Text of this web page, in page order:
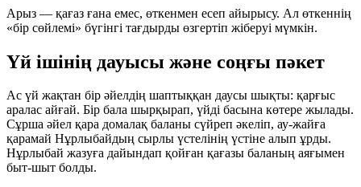
Арыз — қағаз ғана емес, өткенмен есеп айырысу. Ал өткеннің
«бір сөйлемі» бүгінгі тағдырды өзгертіп жіберуі мүмкін.
Үй ішінің дауысы және соңғы пәкет
Ас үй жақтан бір әйелдің шаптыққан даусы шықты: қарғыс
аралас айғай. Бір бала шырқырап, үйді басына көтере жылады.
Сұрша әйел қара домалақ баланы сүйреп әкеліп, ау-жайға
қарамай Нұрлыбайдың сырлы үстелінің үстіне алып ұрды.
Нұрлыбай жазуға дайындап қойған қағазы баланың аяғымен
быт-шыт болды.